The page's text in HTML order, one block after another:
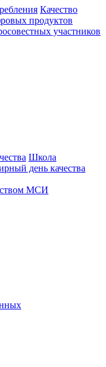
Качество
продуктов
участников
Школа
день качества
МСИ